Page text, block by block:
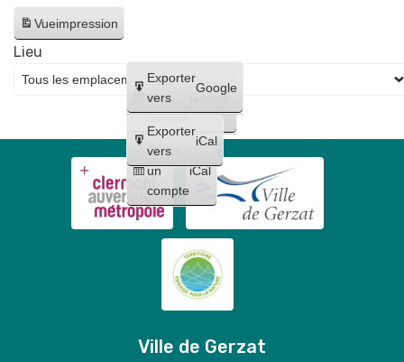
Vueimpression
Créer
un
compte
Google
Créer
un
compte
iCal
Exporter
vers
Google
Exporter
vers
iCal
Lieu
Ville de Gerzat